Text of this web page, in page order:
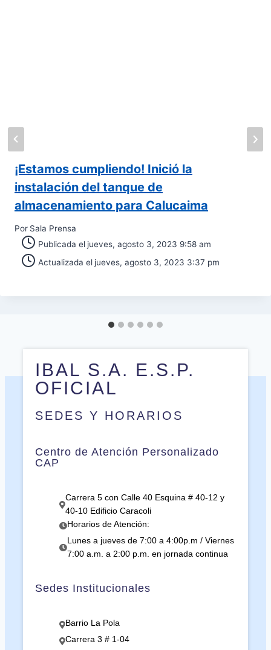
¡Estamos cumpliendo! Inició la
instalación del tanque de
almacenamiento para Calucaima
Por Sala Prensa
Publicada el jueves, agosto 3, 2023 9:58 am
Actualizada el jueves, agosto 3, 2023 3:37 pm
IBAL S.A. E.S.P.
OFICIAL
SEDES Y HORARIOS
Centro de Atención Personalizado
CAP
Carrera 5 con Calle 40 Esquina # 40-12 y
40-10 Edificio Caracoli
Horarios de Atención:
Lunes a jueves de 7:00 a 4:00p.m / Viernes
7:00 a.m. a 2:00 p.m. en jornada continua
Sedes Institucionales
Barrio La Pola
Carrera 3 # 1-04